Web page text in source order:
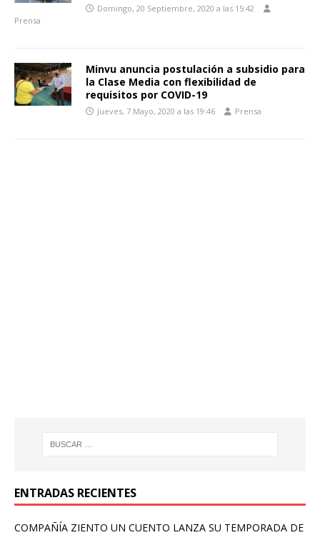
Domingo, 20 Septiembre, 2020 a las 15:42
Prensa
Minvu anuncia postulación a subsidio para
la Clase Media con flexibilidad de
requisitos por COVID-19
Jueves, 7 Mayo, 2020 a las 19:46 Prensa
ENTRADAS RECIENTES
COMPAÑÍA ZIENTO UN CUENTO LANZA SU TEMPORADA DE